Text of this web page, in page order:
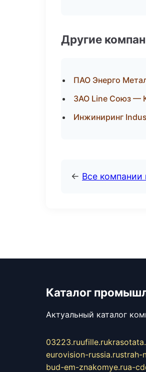
Другие
ПАО Энерго
ЗАО Line Союз —
Инжиниринг
← Все компании
Каталог
Актуальный каталог
03223.ruufille.ru
eurovision-russia.rustrah-
bud-em-znakomye.rua-